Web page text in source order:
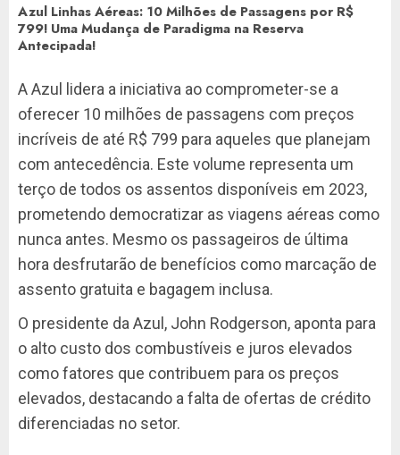
Azul Linhas Aéreas: 10 Milhões de Passagens por R$
799! Uma Mudança de Paradigma na Reserva
Antecipada!
A Azul lidera a iniciativa ao comprometer-se a
oferecer 10 milhões de passagens com preços
incríveis de até R$ 799 para aqueles que planejam
com antecedência. Este volume representa um
terço de todos os assentos disponíveis em 2023,
prometendo democratizar as viagens aéreas como
nunca antes. Mesmo os passageiros de última
hora desfrutarão de benefícios como marcação de
assento gratuita e bagagem inclusa.
O presidente da Azul, John Rodgerson, aponta para
o alto custo dos combustíveis e juros elevados
como fatores que contribuem para os preços
elevados, destacando a falta de ofertas de crédito
diferenciadas no setor.